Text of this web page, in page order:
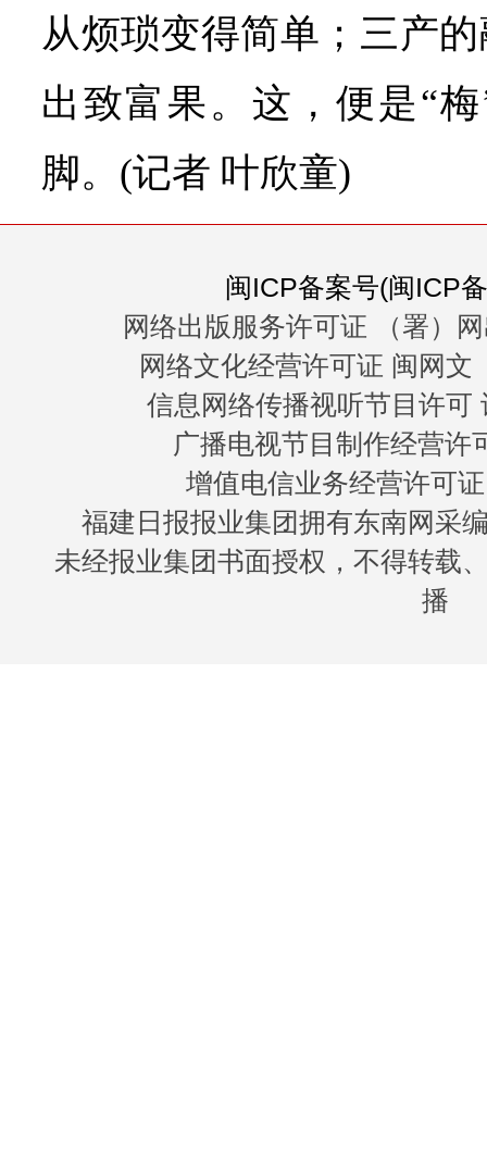
从烦琐变得简单；三产
出致富果。这，便是“
脚。(记者 叶欣童)
闽ICP备案号(闽ICP
网络出版服务许可证 （署）
网络文化经营许可证 闽网文
信息网络传播视听节目许可
广播电视节目制作经营许
增值电信业务经营许可
福建日报报业集团拥有东南网采
未经报业集团书面授权，不得转载
播